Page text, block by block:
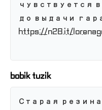
чувствуется
до выдачи
https://n28.it/
bobik tuzik
Старая